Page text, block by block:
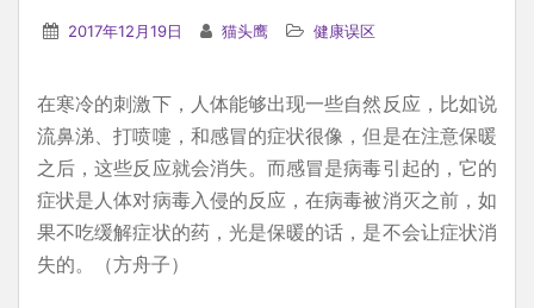
2017年12月19日 猫头鹰 健康误区
在寒冷的刺激下，人体能够出现一些自然反应，比如说
流鼻涕、打喷嚏，和感冒的症状很像，但是在注意保暖
之后，这些反应就会消失。而感冒是病毒引起的，它的
症状是人体对病毒入侵的反应，在病毒被消灭之前，如
果不吃缓解症状的药，光是保暖的话，是不会让症状消
失的。（方舟子）